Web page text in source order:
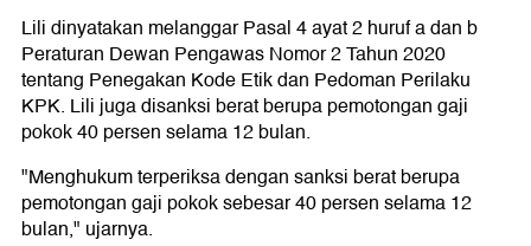
Lili dinyatakan melanggar Pasal 4 ayat 2 huruf a dan b
Peraturan Dewan Pengawas Nomor 2 Tahun 2020
tentang Penegakan Kode Etik dan Pedoman Perilaku
KPK. Lili juga disanksi berat berupa pemotongan gaji
pokok 40 persen selama 12 bulan.
"Menghukum terperiksa dengan sanksi berat berupa
pemotongan gaji pokok sebesar 40 persen selama 12
bulan," ujarnya.